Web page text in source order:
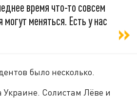
время что-то совсем
меняться. Есть у нас
было несколько.
Солистам Лёве и